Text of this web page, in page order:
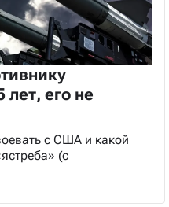
его не
с США и какой
(с